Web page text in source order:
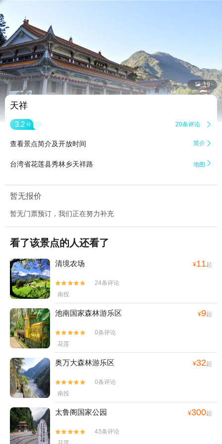
 19
天祥
3.2 分 20条评论 
查看景点简介及开放时间 简介 
台湾省花莲县秀林乡天祥路 地图 
暂无报价
暂无门票预订，我们正在努力补充
看了该景点的人还看了
清境农场 ¥11起


24条评论
南投
池南国家森林游乐区 ¥9起


0条评论
花莲
奥万大森林游乐区 ¥32起


0条评论
南投
太鲁阁国家公园 ¥300起


43条评论